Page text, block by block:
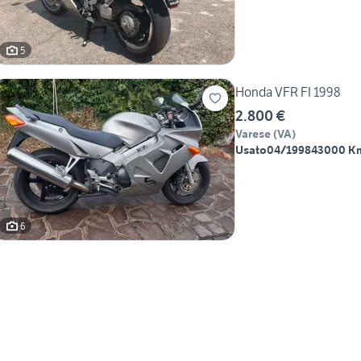
5
6
Honda VFR FI 1998
2.800 €
Varese (VA)
Usato04/199843000